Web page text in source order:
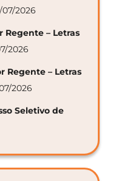
07/2026
Regente – Letras
2026
Regente – Letras
2026
Seletivo de